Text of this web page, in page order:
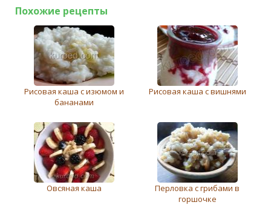
Похожие рецепты
Рисовая каша с изюмом и
бананами
Рисовая каша с вишнями
Овсяная каша
Перловка с грибами в
горшочке